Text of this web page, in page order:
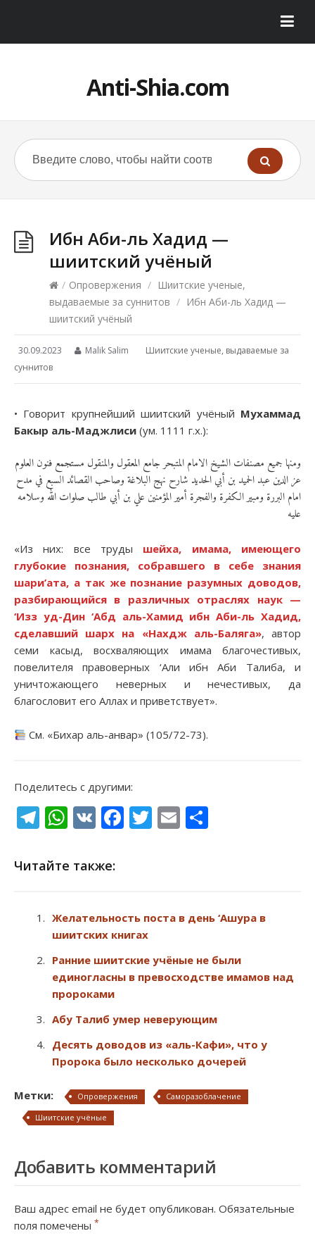
Anti-Shia.com
Ибн Аби-ль Хадид —
шиитский учёный
/ Опровержения / Шиитские ученые,
выдаваемые за суннитов / Ибн Аби-ль Хадид —
шиитский учёный
30.09.2023 Malik Salim
Шиитские ученые, выдаваемые за
суннитов
• Говорит крупнейший шиитский учёный Мухаммад
Бакыр аль-Маджлиси (ум. 1111 г.х.):
ومنها جميع مصنفات الشيخ الامام المتبحر جامع المعقول والمنقول مستجمع فنون العلوم
عز الدين عبد الحميد بن أبي الحديد شارح نهج البلاغة وصاحب القصائد السبع في مدح
امام البررة ومبير الكفرة والفجرة أمير المؤمنين علي بن أبي طالب صلوات الله وسلامه
عليه
«Из них: все труды шейха, имама, имеющего
глубокие познания, собравшего в себе знания
шари’ата, а так же познание разумных доводов,
разбирающийся в различных отраслях наук —
‘Изз уд-Дин ‘Абд аль-Хамид ибн Аби-ль Хадид,
сделавший шарх на «Нахдж аль-Баляга», автор
семи касыд, восхваляющих имама благочестивых,
повелителя правоверных ‘Али ибн Аби Талиба, и
уничтожающего неверных и нечестивых, да
благословит его Аллах и приветствует».
См. «Бихар аль-анвар» (105/72-73).
Поделитесь с другими:
Telegram
WhatsApp
VK Facebook
Twitter
Email
Читайте также:
Желательность поста в день ‘Ашура в
шиитских книгах
Ранние шиитские учёные не были
единогласны в превосходстве имамов над
пророками
Абу Талиб умер неверующим
Десять доводов из «аль-Кафи», что у
Пророка было несколько дочерей
Метки: Опровержения
Саморазоблачение
Шиитские учёные
Добавить комментарий
Ваш адрес email не будет опубликован. Обязательные
поля помечены *